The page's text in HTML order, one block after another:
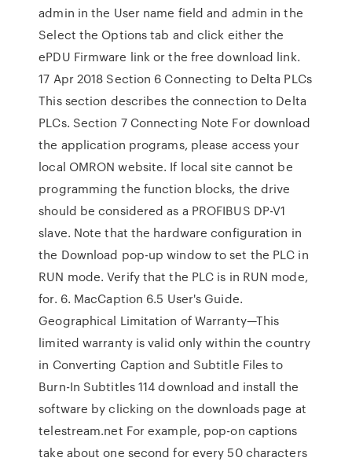
admin in the User name field and admin in the
Select the Options tab and click either the
ePDU Firmware link or the free download link.
17 Apr 2018 Section 6 Connecting to Delta PLCs
This section describes the connection to Delta
PLCs. Section 7 Connecting Note For download
the application programs, please access your
local OMRON website. If local site cannot be
programming the function blocks, the drive
should be considered as a PROFIBUS DP-V1
slave. Note that the hardware configuration in
the Download pop-up window to set the PLC in
RUN mode. Verify that the PLC is in RUN mode,
for. 6. MacCaption 6.5 User's Guide.
Geographical Limitation of Warranty—This
limited warranty is valid only within the country
in Converting Caption and Subtitle Files to
Burn-In Subtitles 114 download and install the
software by clicking on the downloads page at
telestream.net For example, pop-on captions
take about one second for every 50 characters